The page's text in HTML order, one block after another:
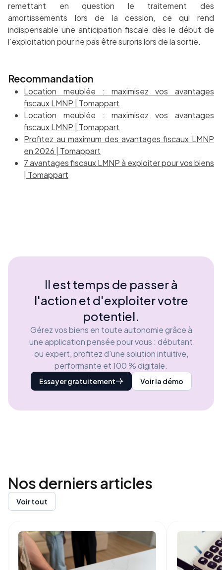
remettant en question le traitement des
amortissements lors de la cession, ce qui rend
indispensable une anticipation fiscale dès le début de
l’exploitation pour ne pas être surpris lors de la sortie.
Recommandation
Location meublée : maximisez vos avantages
fiscaux LMNP | Tomappart
Location meublée : maximisez vos avantages
fiscaux LMNP | Tomappart
Profitez au maximum des avantages fiscaux LMNP
en 2026 | Tomappart
7 avantages fiscaux LMNP à exploiter pour vos biens
| Tomappart
Il est temps de passer à
l'action et d'exploiter votre
potentiel.
Gérez vos biens en toute autonomie grâce à
une application pensée pour vous : débutant
ou expert, profitez d'une solution intuitive,
performante et 100 % digitale.
Essayer gratuitement Voir la démo
Nos derniersarticles
Voir tout